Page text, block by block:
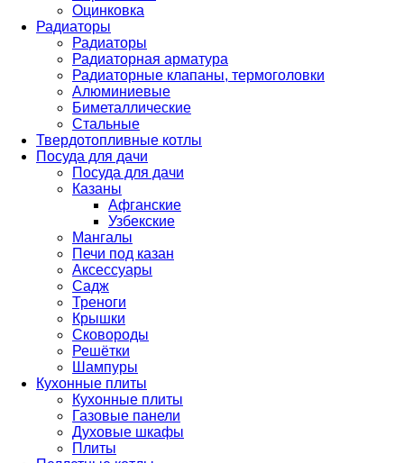
Оцинковка
Радиаторы
Радиаторы
Радиаторная арматура
Радиаторные клапаны, термоголовки
Алюминиевые
Биметаллические
Стальные
Твердотопливные котлы
Посуда для дачи
Посуда для дачи
Казаны
Афганские
Узбекские
Мангалы
Печи под казан
Аксессуары
Садж
Треноги
Крышки
Сковороды
Решётки
Шампуры
Кухонные плиты
Кухонные плиты
Газовые панели
Духовые шкафы
Плиты